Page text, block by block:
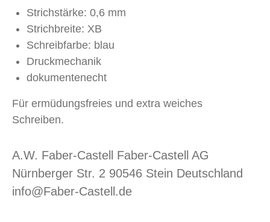
Strichstärke: 0,6 mm
Strichbreite: XB
Schreibfarbe: blau
Druckmechanik
dokumentenecht
Für ermüdungsfreies und extra weiches
Schreiben.
A.W. Faber-Castell Faber-Castell AG
Nürnberger Str. 2 90546 Stein Deutschland
info@Faber-Castell.de